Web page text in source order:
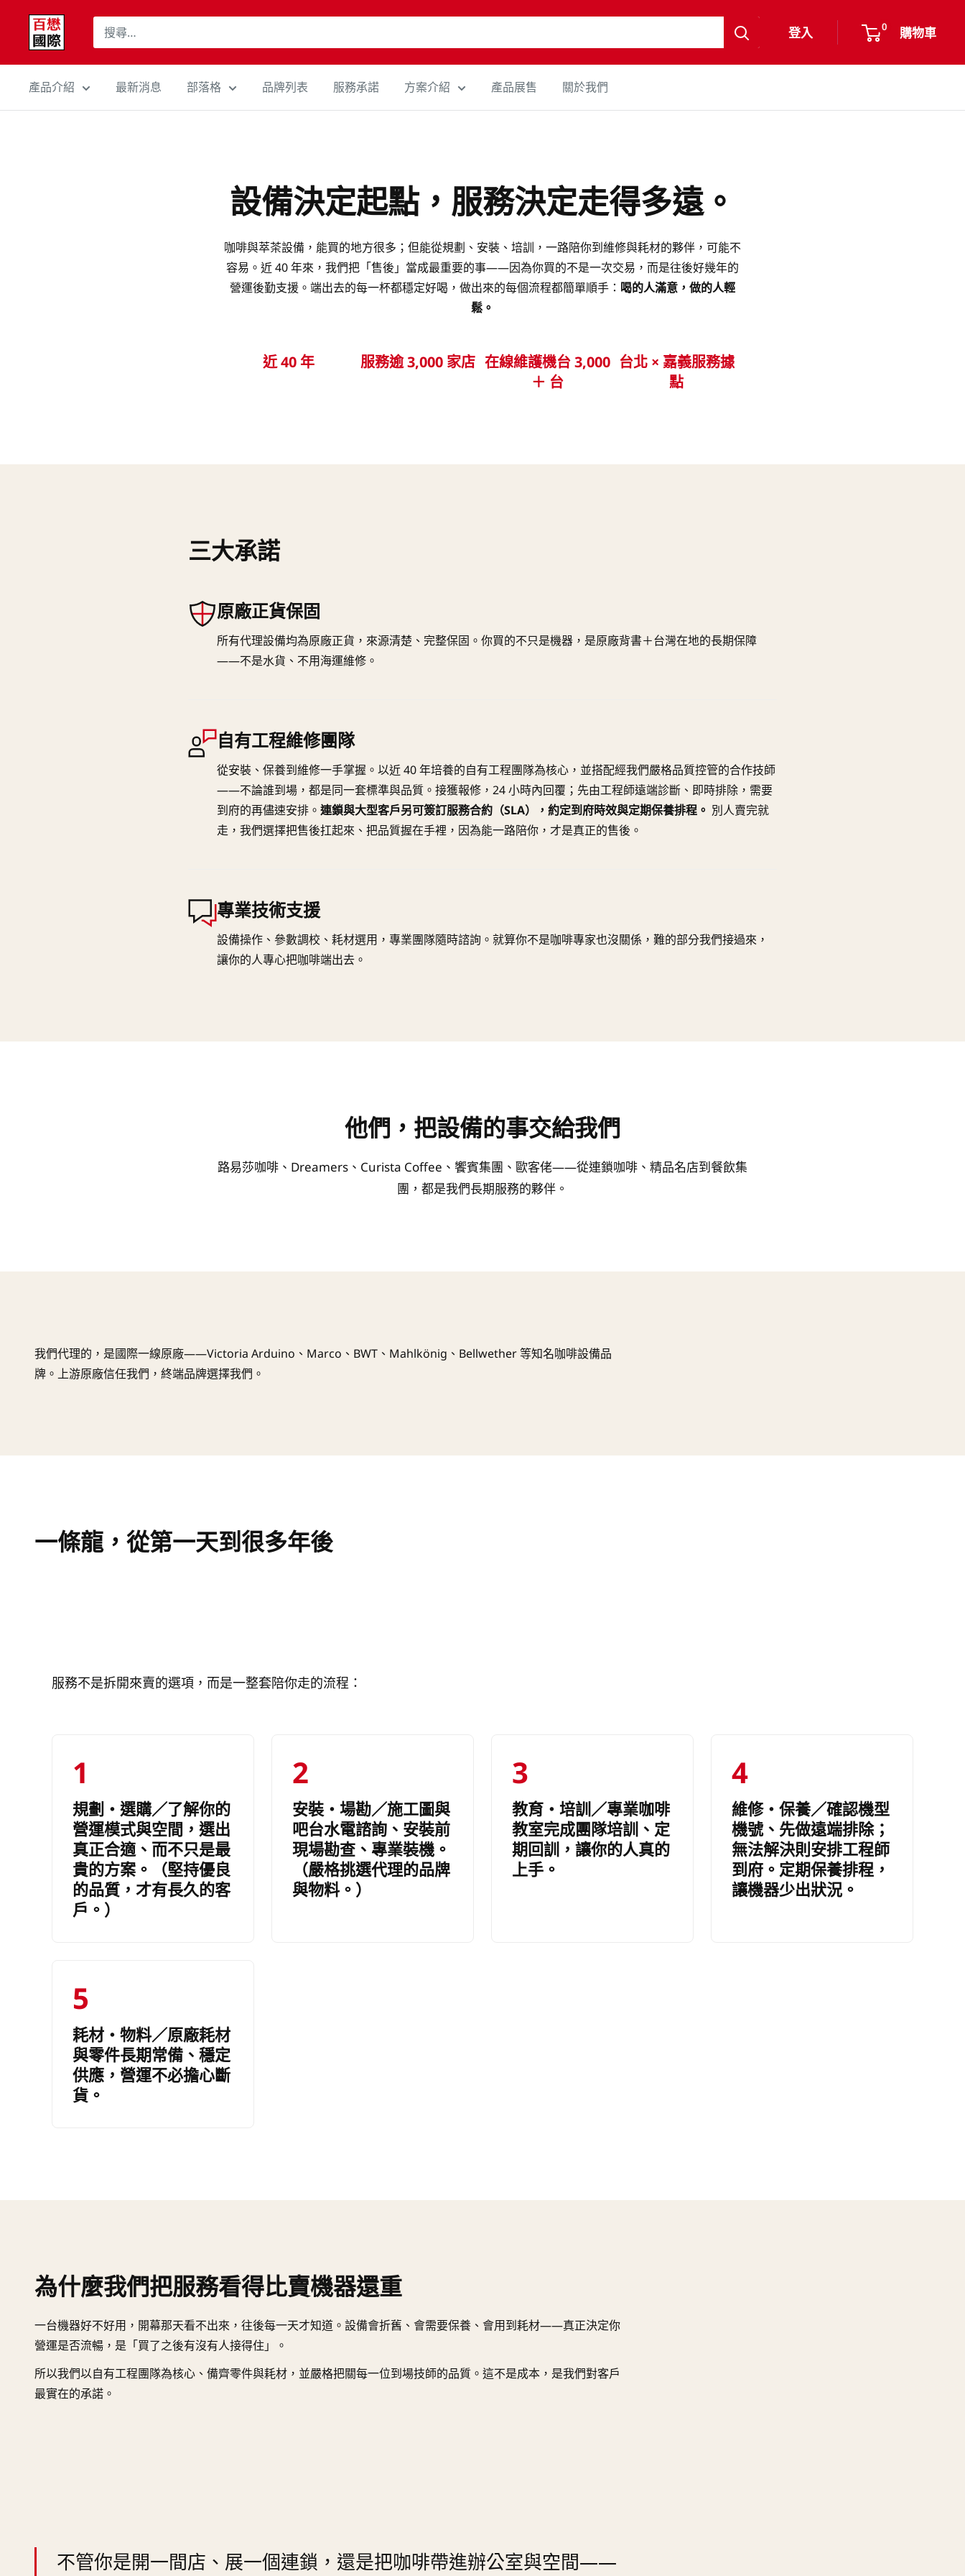
百
懋
國
際
股
登入 0 購物車
產品介紹 最新消息 部落格 品牌列表 服務承諾 方案介紹 產品展售 關於我們
設備決定起點，服務決定走得多遠。
咖啡與萃茶設備，能買的地方很多；但能從規劃、安裝、培訓，一路陪你到維修與耗材的夥伴，可能不
容易。近 40 年來，我們把「售後」當成最重要的事——因為你買的不是一次交易，而是往後好幾年的
營運後勤支援。端出去的每一杯都穩定好喝，做出來的每個流程都簡單順手： 喝的人滿意，做的人輕
鬆。
近 40 年 服務逾 3,000 家店 在線維護機台 3,000
＋ 台
台北 × 嘉義服務據
點
三大承諾
原廠正貨保固
所有代理設備均為原廠正貨，來源清楚、完整保固。你買的不只是機器，是原廠背書＋台灣在地的長期保障
——不是水貨、不用海運維修。
自有工程維修團隊
從安裝、保養到維修一手掌握。以近 40 年培養的自有工程團隊為核心，並搭配經我們嚴格品質控管的合作技師
——不論誰到場，都是同一套標準與品質。接獲報修，24 小時內回覆；先由工程師遠端診斷、即時排除，需要
到府的再儘速安排。 連鎖與大型客戶另可簽訂服務合約（SLA），約定到府時效與定期保養排程。 別人賣完就
走，我們選擇把售後扛起來、把品質握在手裡，因為能一路陪你，才是真正的售後。
專業技術支援
設備操作、參數調校、耗材選用，專業團隊隨時諮詢。就算你不是咖啡專家也沒關係，難的部分我們接過來，
讓你的人專心把咖啡端出去。
他們，把設備的事交給我們
路易莎咖啡、Dreamers、Curista Coffee、饗賓集團、歐客佬——從連鎖咖啡、精品名店到餐飲集
團，都是我們長期服務的夥伴。
我們代理的，是國際一線原廠——Victoria Arduino、Marco、BWT、Mahlkönig、Bellwether 等知名咖啡設備品
牌。上游原廠信任我們，終端品牌選擇我們。
一條龍，從第一天到很多年後
服務不是拆開來賣的選項，而是一整套陪你走的流程：
1
規劃・選購／了解你的
營運模式與空間，選出
真正合適、而不只是最
貴的方案。（堅持優良
的品質，才有長久的客
戶。）
2
安裝・場勘／施工圖與
吧台水電諮詢、安裝前
現場勘查、專業裝機。
（嚴格挑選代理的品牌
與物料。）
3
教育・培訓／專業咖啡
教室完成團隊培訓、定
期回訓，讓你的人真的
上手。
4
維修・保養／確認機型
機號、先做遠端排除；
無法解決則安排工程師
到府。定期保養排程，
讓機器少出狀況。
5
耗材・物料／原廠耗材
與零件長期常備、穩定
供應，營運不必擔心斷
貨。
為什麼我們把服務看得比賣機器還重
一台機器好不好用，開幕那天看不出來，往後每一天才知道。設備會折舊、會需要保養、會用到耗材——真正決定你
營運是否流暢，是「買了之後有沒有人接得住」。
所以我們以自有工程團隊為核心、備齊零件與耗材，並嚴格把關每一位到場技師的品質。這不是成本，是我們對客戶
最實在的承諾。
不管你是開一間店、展一個連鎖，還是把咖啡帶進辦公室與空間——